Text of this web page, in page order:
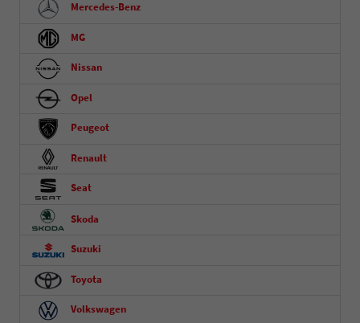
Mercedes-Benz
MG
Nissan
Opel
Peugeot
Renault
Seat
Skoda
Suzuki
Toyota
Volkswagen